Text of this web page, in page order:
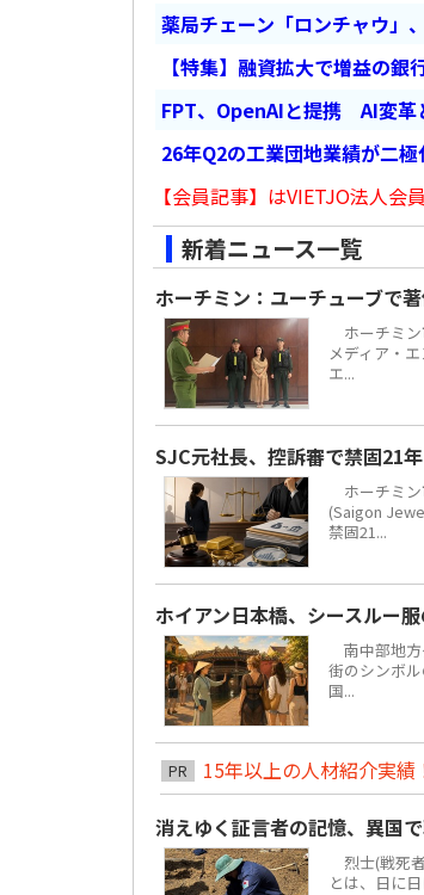
薬局チェーン「ロンチャウ
【特集】融資拡大で増益の
FPT、OpenAIと提携 AI変革
26年Q2の工業団地業績が二
【会員記事】はVIETJO法人会
新着ニュース一覧
ホーチミン：ユーチューブで
ホーチミン
メディア・
エ...
SJC元社長、控訴審で禁固21
ホーチミン
(Saigon
禁固21...
ホイアン日本橋、シースルー
南中部地方
街のシンボ
国...
PR
15年以上の人材紹介実績
消えゆく証言者の記憶、異国
烈士(戦死
とは、日に